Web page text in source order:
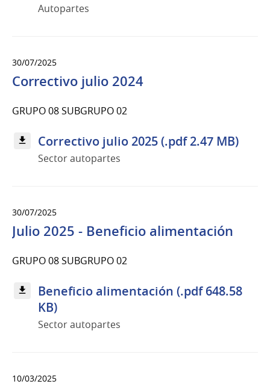
Autopartes
30/07/2025
Correctivo julio 2024
GRUPO 08 SUBGRUPO 02
Correctivo julio 2025 (.pdf 2.47 MB)
Sector autopartes
30/07/2025
Julio 2025 - Beneficio alimentación
GRUPO 08 SUBGRUPO 02
Beneficio alimentación (.pdf 648.58
KB)
Sector autopartes
10/03/2025